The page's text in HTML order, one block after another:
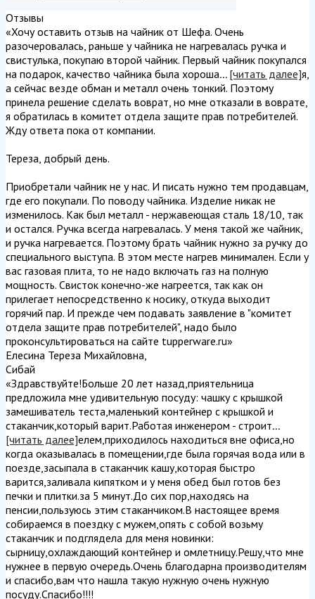
Отзывы
«Хочу оставить отзыв на чайник от Шефа. Очень
разочеровалась, раньше у чайника не нагревалась ручка и
свистулька, покупаю второй чайник. Первый чайник покупался
на подарок, качество чайника была хороша... [читать далее]я,
а сейчас везде обман и металл очень тонкий. Поэтому
принела решение сделать воврат, но мне отказали в воврате,
я обратилась в комитет отдела защите прав потребителей.
Жду ответа пока от компании.
Тереза, добрый день.
Приобретали чайник не у нас. И писать нужно тем продавцам,
где его покупали. По поводу чайника. Изделие никак не
изменилось. Как был металл - нержавеющая сталь 18/10, так
и остался. Ручка всегда нагревалась. У меня такой же чайник,
и ручка нагревается. Поэтому брать чайник нужно за ручку до
специального выступа. В этом месте нагрев минимален. Если у
вас газовая плита, то не надо включать газ на полную
мощность. Свисток конечно-же нагреется, так как он
прилегает непосредственно к носику, откуда выходит
горячий пар. И прежде чем подавать заявление в "комитет
отдела защите прав потребителей", надо было
проконсультироваться на сайте tupperware.ru»
Елесина Тереза Михайловна,
Сибай
«Здравствуйте!Больше 20 лет назад,приятельница
предложила мне удивительную посуду: чашку с крышкой
замешиватель теста,маленький контейнер с крышкой и
стаканчик,который варит.Работая инженером - строит...
[читать далее]елем,приходилось находиться вне офиса,но
когда оказывалась в помещении,где была горячая вода или в
поезде,засыпала в стаканчик кашу,которая быстро
варится,заливала кипятком и у меня обед был готов без
печки и плитки.за 5 минут.До сих пор,находясь на
пенсии,пользуюсь этим стаканчиком.В настоящее время
собираемся в поездку с мужем,опять с собой возьму
стаканчик и подглядела для меня новинки:
сырницу,охлаждающий контейнер и омлетницу.Решу,что мне
нужнее в первую очередь.Очень благодарна производителям
и спасибо,вам что нашла такую нужную очень нужную
посуду.Спасибо!!!!